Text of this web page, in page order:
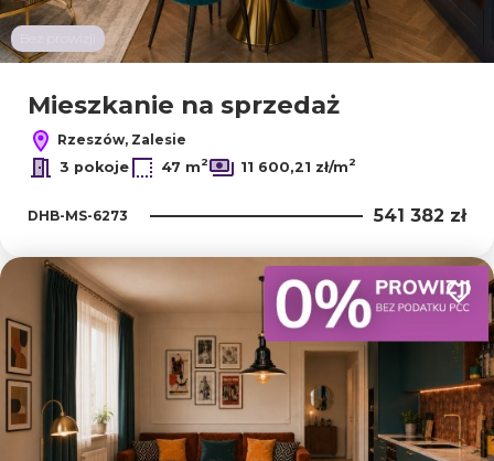
Mieszkanie na sprzedaż
Rzeszów, Zalesie
3 pokoje
47 m2 11 600,21 zł/m2
DHB-MS-6273 541 382 zł